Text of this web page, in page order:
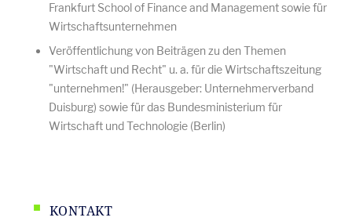
Frankfurt School of Finance and Management sowie für
Wirtschaftsunternehmen
Veröffentlichung von Beiträgen zu den Themen
"Wirtschaft und Recht" u. a. für die Wirtschaftszeitung
"unternehmen!" (Herausgeber: Unternehmerverband
Duisburg) sowie für das Bundesministerium für
Wirtschaft und Technologie (Berlin)
KONTAKT